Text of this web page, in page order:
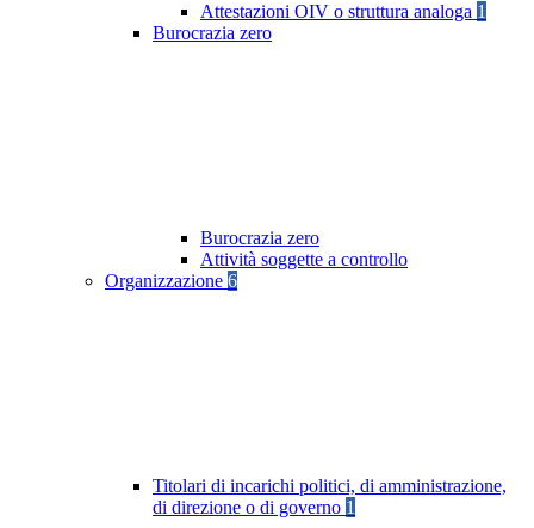
Attestazioni OIV o struttura analoga 1
Burocrazia zero
Burocrazia zero
Attività soggette a controllo
Organizzazione 6
Titolari di incarichi politici, di amministrazione,
di direzione o di governo 1